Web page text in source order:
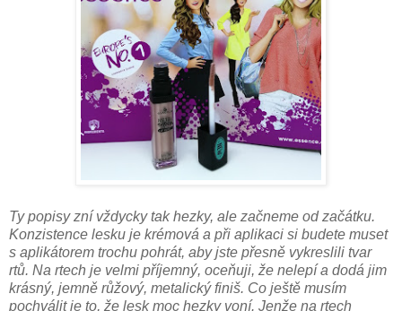
Ty popisy zní vždycky tak hezky, ale začneme od začátku.
Konzistence lesku je krémová a při aplikaci si budete muset
s aplikátorem trochu pohrát, aby jste přesně vykreslili tvar
rtů. Na rtech je velmi příjemný, oceňuji, že nelepí a dodá jim
krásný, jemně růžový, metalický finiš. Co ještě musím
pochválit je to, že lesk moc hezky voní. Jenže na rtech